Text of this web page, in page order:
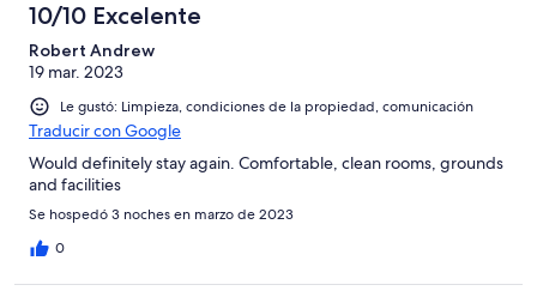
10/10 Excelente
Robert Andrew
19 mar. 2023
Le gustó: Limpieza, condiciones de la propiedad, comunicación
Traducir con Google
Would definitely stay again. Comfortable, clean rooms, grounds
and facilities
Se hospedó 3 noches en marzo de 2023
0